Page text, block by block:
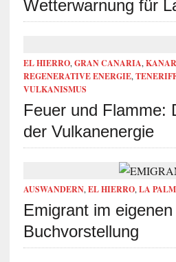
Wetterwarnung für
EL HIERRO, GRAN CANARIA,
REGENERATIVE ENERGIE,
VULKANISMUS
Feuer und Flamme:
der Vulkanenergie
AUSWANDERN, EL HIERRO, LA
Emigrant im
Buchvorstellung